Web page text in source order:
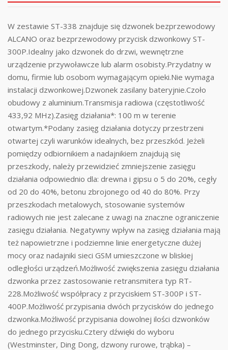
W zestawie ST-338 znajduje się dzwonek bezprzewodowy
ALCANO oraz bezprzewodowy przycisk dzwonkowy ST-
300P.Idealny jako dzwonek do drzwi, wewnętrzne
urządzenie przywoławcze lub alarm osobisty.Przydatny w
domu, firmie lub osobom wymagającym opieki.Nie wymaga
instalacji dzwonkowej.Dzwonek zasilany bateryjnie.Czoło
obudowy z aluminium.Transmisja radiowa (częstotliwość
433,92 MHz).Zasięg działania*: 100 m w terenie
otwartym.*Podany zasięg działania dotyczy przestrzeni
otwartej czyli warunków idealnych, bez przeszkód. Jeżeli
pomiędzy odbiornikiem a nadajnikiem znajdują się
przeszkody, należy przewidzieć zmniejszenie zasięgu
działania odpowiednio dla: drewna i gipsu o 5 do 20%, cegły
od 20 do 40%, betonu zbrojonego od 40 do 80%. Przy
przeszkodach metalowych, stosowanie systemów
radiowych nie jest zalecane z uwagi na znaczne ograniczenie
zasięgu działania. Negatywny wpływ na zasięg działania mają
też napowietrzne i podziemne linie energetyczne dużej
mocy oraz nadajniki sieci GSM umieszczone w bliskiej
odległości urządzeń.Możliwość zwiększenia zasięgu działania
dzwonka przez zastosowanie retransmitera typ RT-
228.Możliwość współpracy z przyciskiem ST-300P i ST-
400P.Możliwość przypisania dwóch przycisków do jednego
dzwonka.Możliwość przypisania dowolnej ilości dzwonków
do jednego przycisku.Cztery dźwięki do wyboru
(Westminster, Ding Dong, dzwony rurowe, trąbka) –